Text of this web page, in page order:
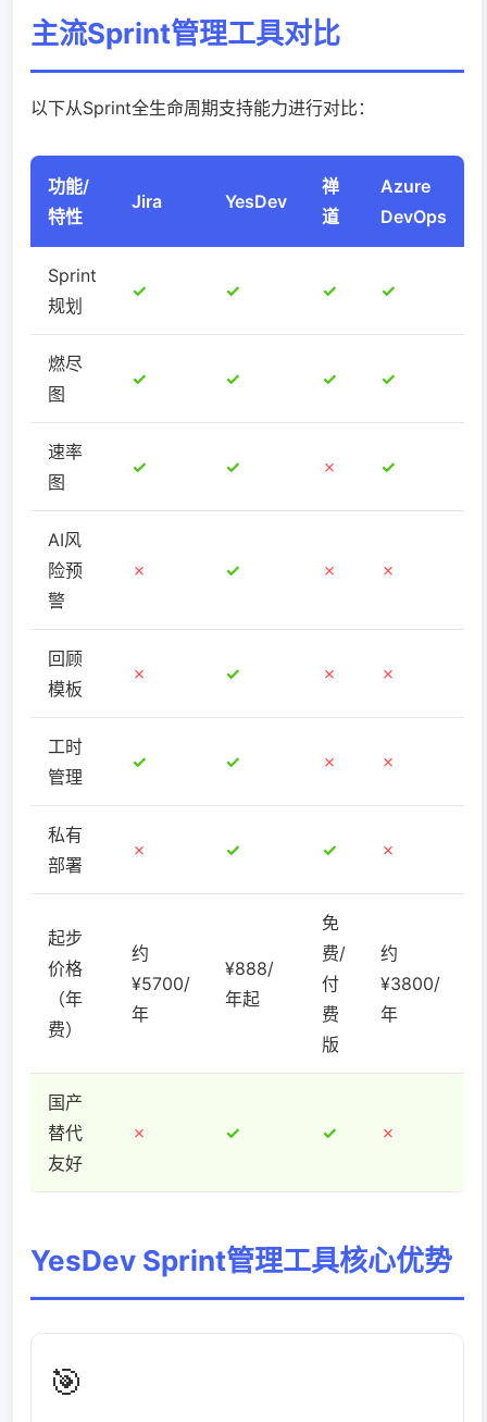
主流Sprint管理工具对比
以下从Sprint全生命周期支持能力进行对比：
功能/
特性
Jira YesDev
禅
道
Azure
DevOps
Sprint
规划
✓ ✓ ✓ ✓
燃尽
图
✓ ✓ ✓ ✓
速率
图
✓ ✓ ✗ ✓
AI风
险预
警
✗ ✓ ✗ ✗
回顾
模板
✗ ✓ ✗ ✗
工时
管理
✓ ✓ ✗ ✗
私有
部署
✗ ✓ ✓ ✗
起步
价格
（年
费）
约
¥5700/
年
¥888/
年起
免
费/
付
费
版
约
¥3800/
年
国产
替代
友好
✗ ✓ ✓ ✗
YesDev Sprint管理工具核心优势
🎯